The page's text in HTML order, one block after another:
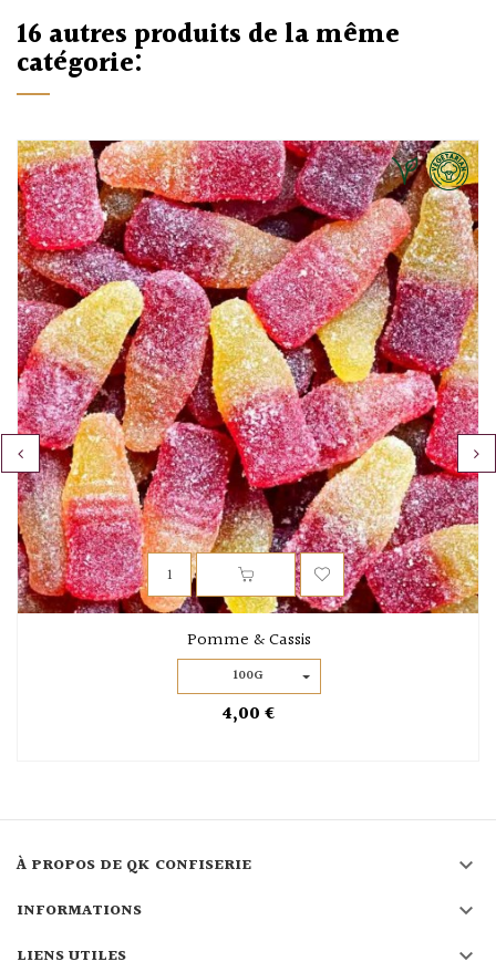
16 autres produits de la même
catégorie:
Pomme & Cassis
100G
4,00 €
‹ ›
À PROPOS DE QK CONFISERIE 
INFORMATIONS 
LIENS UTILES 